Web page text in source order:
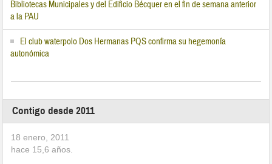
Bibliotecas Municipales y del Edificio Bécquer en el fin de semana anterior
a la PAU
El club waterpolo Dos Hermanas PQS confirma su hegemonía
autonómica
Contigo desde 2011
18 enero, 2011
hace 15,6 años.